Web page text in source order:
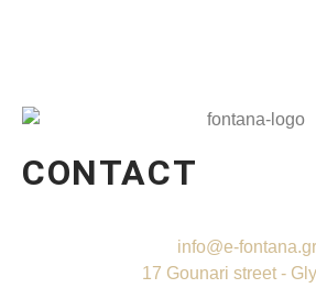
CONTACT
info@e-fontana.gr
17 Gounari street -